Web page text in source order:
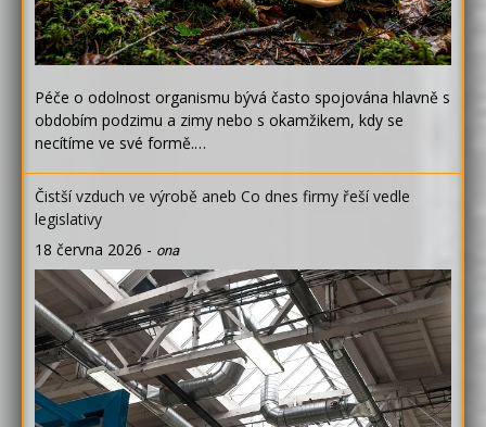
Péče o odolnost organismu bývá často spojována hlavně s
obdobím podzimu a zimy nebo s okamžikem, kdy se
necítíme ve své formě.…
Čistší vzduch ve výrobě aneb Co dnes firmy řeší vedle
legislativy
18 června 2026 - ona